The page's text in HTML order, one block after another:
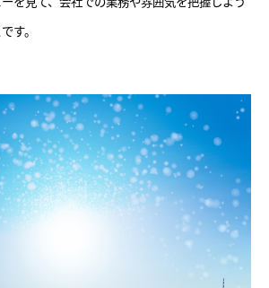
す。